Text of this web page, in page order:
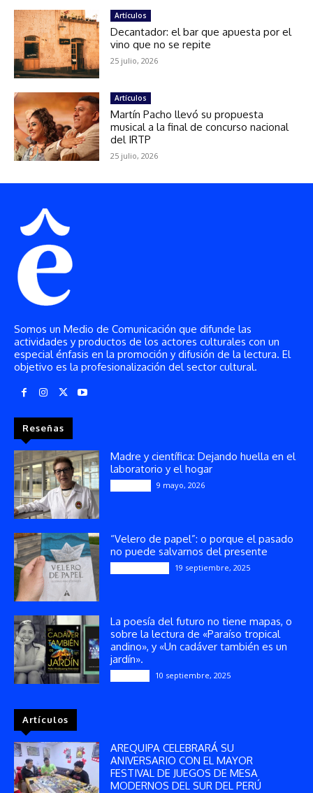
Somos un Medio de Comunicación que difunde las
actividades y productos de los actores culturales con un
especial énfasis en la promoción y difusión de la lectura. El
objetivo es la profesionalización del sector cultural.
Reseñas
Madre y científica: Dejando huella en el
laboratorio y el hogar
9 mayo, 2026
“Velero de papel”: o porque el pasado
no puede salvarnos del presente
19 septiembre, 2025
La poesía del futuro no tiene mapas, o
sobre la lectura de «Paraíso tropical
andino», y «Un cadáver también es un
jardín».
10 septiembre, 2025
Artículos
AREQUIPA CELEBRARÁ SU
ANIVERSARIO CON EL MAYOR
FESTIVAL DE JUEGOS DE MESA
MODERNOS DEL SUR DEL PERÚ